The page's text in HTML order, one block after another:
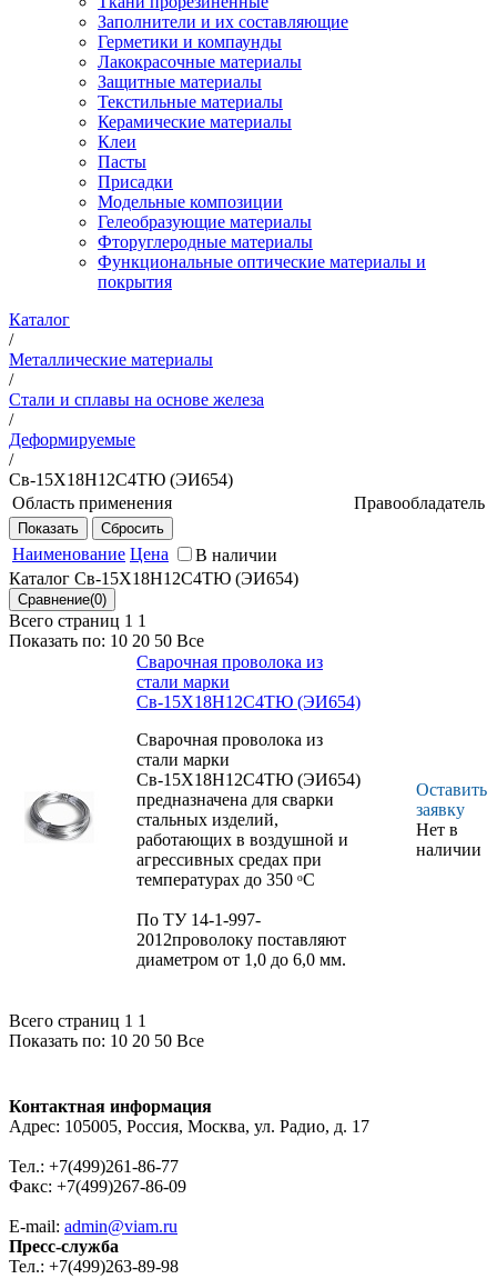
Заполнители и их составляющие
Герметики и компаунды
Лакокрасочные материалы
Защитные материалы
Текстильные материалы
Керамические материалы
Клеи
Пасты
Присадки
Модельные композиции
Гелеобразующие материалы
Фторуглеродные материалы
Функциональные оптические материалы и
покрытия
Каталог
/
Металлические материалы
/
Стали и сплавы на основе железа
/
Деформируемые
/
Св-15Х18Н12С4ТЮ (ЭИ654)
Область применения
Для сварки стальных изделий,
работающих в воздушной и
агрессивных средах при температурах
до 350 ᵒС
Правообладатель
Наименование Цена
В наличии
Каталог Св-15Х18Н12С4ТЮ (ЭИ654)
Всего страниц 1 1
Показать по: 10 20 50 Все
Сварочная проволока из
стали марки
Св-15Х18Н12С4ТЮ (ЭИ654)
Сварочная проволока из
стали марки
Св-15Х18Н12С4ТЮ (ЭИ654)
предназначена для сварки
стальных изделий,
работающих в воздушной и
агрессивных средах при
температурах до 350 ᵒС
По ТУ 14-1-997-
2012проволоку поставляют
диаметром от 1,0 до 6,0 мм.
Оставить
заявку
Нет в
наличии
Всего страниц 1 1
Показать по: 10 20 50 Все
Контактная информация
Адрес: 105005, Россия, Москва, ул. Радио, д. 17
Тел.: +7(499)261-86-77
Факс: +7(499)267-86-09
E-mail: admin@viam.ru
Пресс-служба
Тел.: +7(499)263-89-98